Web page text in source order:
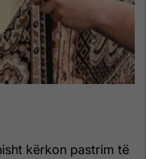
kërkon pastrim të